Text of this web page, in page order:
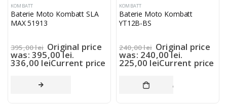
KOMBATT
Baterie Moto Kombatt SLA
MAX 51913
395,00lei Original price
was: 395,00 lei.
336,00 leiCurrent price
is: 336,00 lei.
KOMBATT
Baterie Moto Kombatt
YT12B-BS
240,00lei Original price
was: 240,00 lei.
225,00 leiCurrent price
is: 225,00 lei.
ADAUGĂ ÎN COȘ